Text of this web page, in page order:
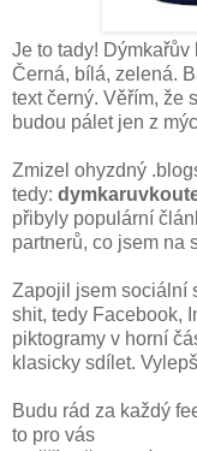
Je to tady!
Černá, bílá, zelená.
text černý. Věřím, že
budou pálet jen z
Zmizel ohyzdný
tedy:
přibyly populární
partnerů, co jsem na
Zapojil jsem sociální
shit, tedy Facebook,
piktogramy v horní
klasicky sdílet.
Budu rád za každý
to pro vás